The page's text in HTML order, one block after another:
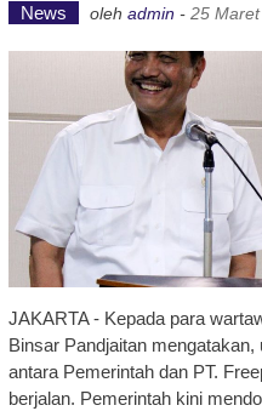
News oleh admin - 25
JAKARTA - Kepada para
Binsar Pandjaitan
antara Pemerintah dan PT.
berjalan. Pemerintah kini